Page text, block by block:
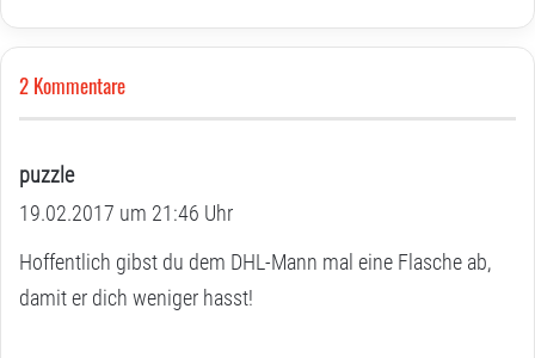
das
Beste?..
2 Kommentare
puzzles
a
g
t
19.02.2017 um 21:46 Uhr
Hoffentlich gibst du dem DHL-Mann mal eine Flasche ab,
damit er dich weniger hasst!